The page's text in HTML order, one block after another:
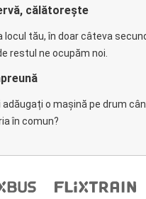
călătorește
locul tău, în doar câteva
restul ne ocupăm noi.
adăugați o mașină pe drum
în comun?